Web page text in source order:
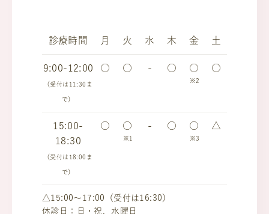
診療時間 月 火 水 木 金 土
9:00-12:00
（受付は11:30ま
で）
○ ○ - ○ ○
※2
○
15:00-
18:30
（受付は18:00ま
で）
○ ○
※1
- ○ ○
※3
△
△15:00～17:00（受付は16:30）
休診日：日・祝、水曜日